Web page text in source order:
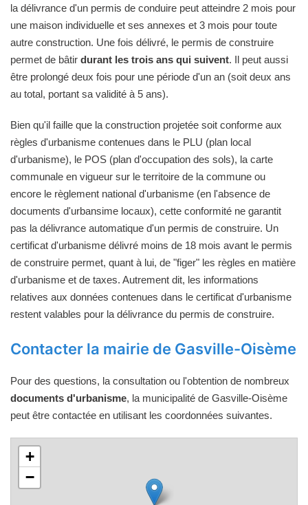
la délivrance d'un permis de conduire peut atteindre 2 mois pour
une maison individuelle et ses annexes et 3 mois pour toute
autre construction. Une fois délivré, le permis de construire
permet de bâtir durant les trois ans qui suivent. Il peut aussi
être prolongé deux fois pour une période d'un an (soit deux ans
au total, portant sa validité à 5 ans).
Bien qu'il faille que la construction projetée soit conforme aux
règles d'urbanisme contenues dans le PLU (plan local
d'urbanisme), le POS (plan d'occupation des sols), la carte
communale en vigueur sur le territoire de la commune ou
encore le règlement national d'urbanisme (en l'absence de
documents d'urbansime locaux), cette conformité ne garantit
pas la délivrance automatique d'un permis de construire. Un
certificat d'urbanisme délivré moins de 18 mois avant le permis
de construire permet, quant à lui, de "figer" les règles en matière
d'urbanisme et de taxes. Autrement dit, les informations
relatives aux données contenues dans le certificat d'urbanisme
restent valables pour la délivrance du permis de construire.
Contacter la mairie de Gasville-Oisème
Pour des questions, la consultation ou l'obtention de nombreux
documents d'urbanisme, la municipalité de Gasville-Oisème
peut être contactée en utilisant les coordonnées suivantes.
+
−